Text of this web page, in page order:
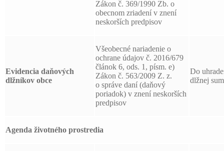
Zákon č. 369/1990 Zb. o
obecnom zriadení v znení
neskorších predpisov
Evidencia daňových
dlžníkov obce
Všeobecné nariadenie o
ochrane údajov č. 2016/679
článok 6, ods. 1, písm. e)
Zákon č. 563/2009 Z. z.
o správe daní (daňový
poriadok) v znení neskorších
predpisov
Do
dlžnej
Agenda životného prostredia